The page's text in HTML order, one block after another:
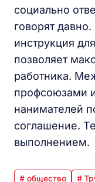
социально
говорят
инструкция
позволяет
работника.
профсоюзами
нанимателей
соглашение.
выполнением.
# общество #